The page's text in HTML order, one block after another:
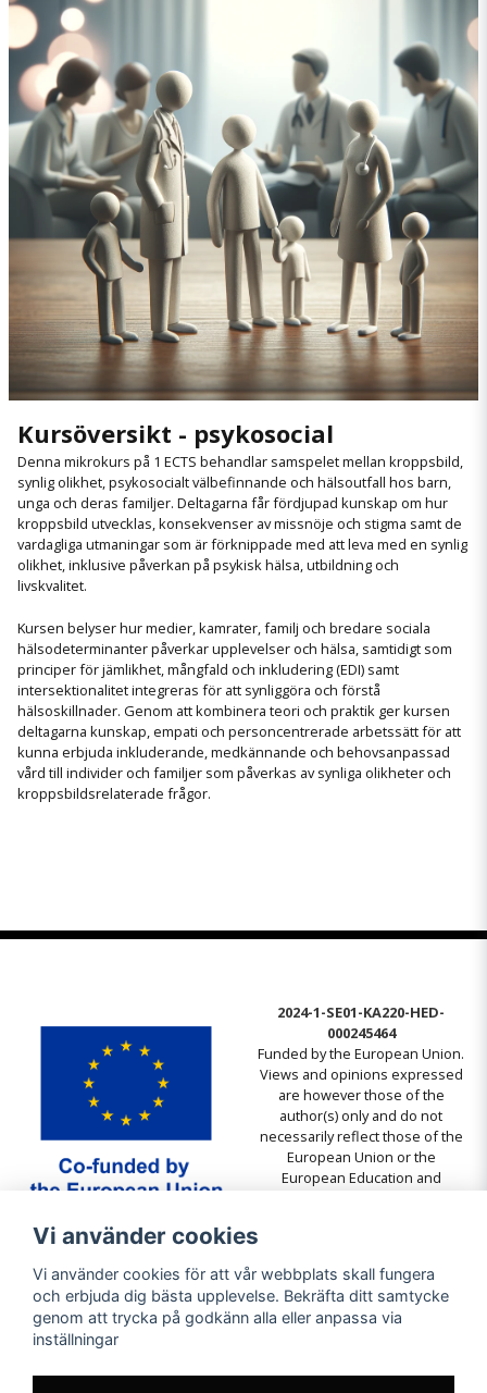
Kursöversikt - psykosocial
Denna mikrokurs på 1 ECTS behandlar samspelet mellan kroppsbild,
synlig olikhet, psykosocialt välbefinnande och hälsoutfall hos barn,
unga och deras familjer. Deltagarna får fördjupad kunskap om hur
kroppsbild utvecklas, konsekvenser av missnöje och stigma samt de
vardagliga utmaningar som är förknippade med att leva med en synlig
olikhet, inklusive påverkan på psykisk hälsa, utbildning och
livskvalitet.
Kursen belyser hur medier, kamrater, familj och bredare sociala
hälsodeterminanter påverkar upplevelser och hälsa, samtidigt som
principer för jämlikhet, mångfald och inkludering (EDI) samt
intersektionalitet integreras för att synliggöra och förstå
hälsoskillnader. Genom att kombinera teori och praktik ger kursen
deltagarna kunskap, empati och personcentrerade arbetssätt för att
kunna erbjuda inkluderande, medkännande och behovsanpassad
vård till individer och familjer som påverkas av synliga olikheter och
kroppsbildsrelaterade frågor.
2024-1-SE01-KA220-HED-
000245464
Funded by the European Union.
Views and opinions expressed
are however those of the
author(s) only and do not
necessarily reflect those of the
European Union or the
European Education and
Vi använder cookies
Vi använder cookies för att vår webbplats skall fungera
och erbjuda dig bästa upplevelse. Bekräfta ditt samtycke
genom att trycka på godkänn alla eller anpassa via
inställningar